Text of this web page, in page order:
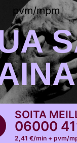
SOITA
06000
2,41 €/min + pvm/